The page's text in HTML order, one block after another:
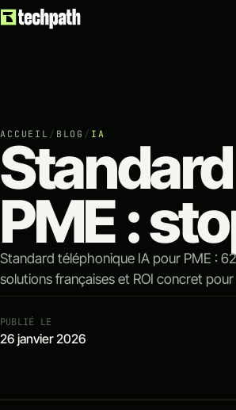
ACCUEIL / BLOG / IA
PME :
Standard téléphonique IA pour PME :
solutions françaises et ROI concret pour
PUBLIÉ LE
26 janvier 2026